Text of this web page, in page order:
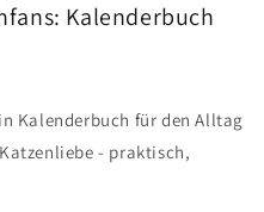
Kalenderbuch
Kalenderbuch für den Alltag
- praktisch,